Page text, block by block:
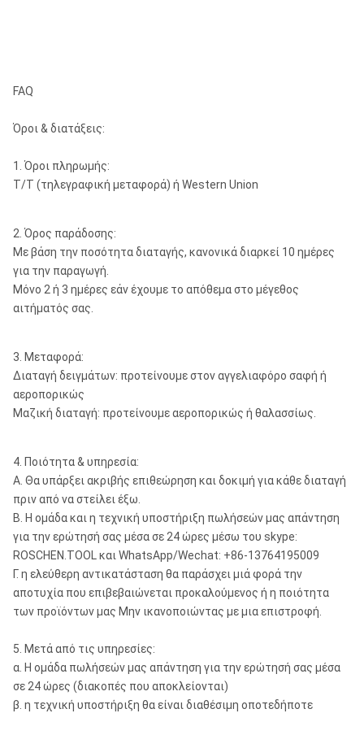
FAQ
Όροι & διατάξεις:
1. Όροι πληρωμής:
T/T (τηλεγραφική μεταφορά) ή Western Union
2. Όρος παράδοσης:
Με βάση την ποσότητα διαταγής, κανονικά διαρκεί 10 ημέρες
για την παραγωγή.
Μόνο 2 ή 3 ημέρες εάν έχουμε το απόθεμα στο μέγεθος
αιτήματός σας.
3. Μεταφορά:
Διαταγή δειγμάτων: προτείνουμε στον αγγελιαφόρο σαφή ή
αεροπορικώς
Μαζική διαταγή: προτείνουμε αεροπορικώς ή θαλασσίως.
4. Ποιότητα & υπηρεσία:
Α. Θα υπάρξει ακριβής επιθεώρηση και δοκιμή για κάθε διαταγή
πριν από να στείλει έξω.
Β. Η ομάδα και η τεχνική υποστήριξη πωλήσεών μας απάντηση
για την ερώτησή σας μέσα σε 24 ώρες μέσω του skype:
ROSCHEN.TOOL και WhatsApp/Wechat: +86-13764195009
Γ. η ελεύθερη αντικατάσταση θα παράσχει μιά φορά την
αποτυχία που επιβεβαιώνεται προκαλούμενος ή η ποιότητα
των προϊόντων μας Μην ικανοποιώντας με μια επιστροφή.
5. Μετά από τις υπηρεσίες:
α. Η ομάδα πωλήσεών μας απάντηση για την ερώτησή σας μέσα
σε 24 ώρες (διακοπές που αποκλείονται)
β. η τεχνική υποστήριξη θα είναι διαθέσιμη οποτεδήποτε